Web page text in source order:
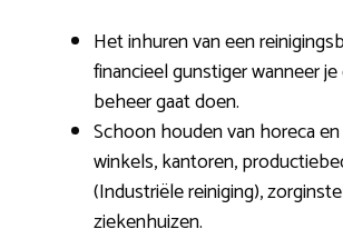
Het inhuren van een
financieel gunstiger wanneer
beheer gaat doen.
Schoon houden van horeca
winkels, kantoren,
(Industriële reiniging),
ziekenhuizen.